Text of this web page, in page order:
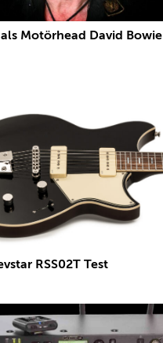
als Motörhead David Bowie
RSS02T Test